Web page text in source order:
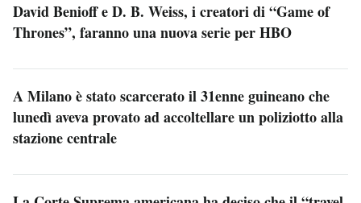
David Benioff e D. B. Weiss, i creatori di “Game of
Thrones”, faranno una nuova serie per HBO
A Milano è stato scarcerato il 31enne guineano che
lunedì aveva provato ad accoltellare un poliziotto alla
stazione centrale